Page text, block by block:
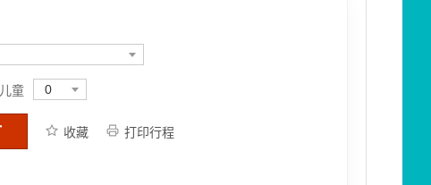
儿童 0
收藏 打印行程